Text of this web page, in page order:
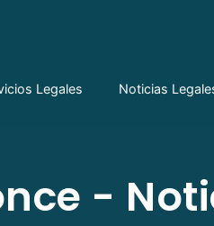
Legales Noticias
-